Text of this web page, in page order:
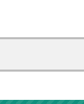
索: